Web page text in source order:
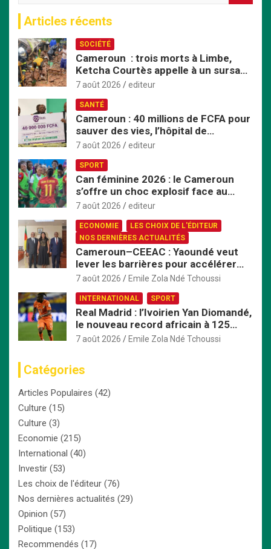
r
c
h
e
r
Articles récents
SOCIÉTÉ
Cameroun : trois morts à Limbe,
Ketcha Courtès appelle à un sursaut
face aux inondations
7 août 2026 editeur
SANTÉ
Cameroun : 40 millions de FCFA pour
sauver des vies, l’hôpital de
Bafoussam renforce son centre
7 août 2026 editeur
SPORT
Can féminine 2026 : le Cameroun
s’offre un choc explosif face au
Nigeria en quart de finale
7 août 2026 editeur
ECONOMIE
LES CHOIX DE L'ÉDITEUR
NOS DERNIÈRES ACTUALITÉS
Cameroun–CEEAC : Yaoundé veut
lever les barrières pour accélérer
l’intégration économique
7 août 2026 Emile Zola Ndé Tchoussi
INTERNATIONAL SPORT
Real Madrid : l’Ivoirien Yan Diomandé,
le nouveau record africain à 125
millions d’euros
7 août 2026 Emile Zola Ndé Tchoussi
Catégories
Articles Populaires (42)
Culture (15)
Culture (3)
Economie (215)
International (40)
Investir (53)
Les choix de l'éditeur (76)
Nos dernières actualités (29)
Opinion (57)
Politique (153)
Recommendés (17)